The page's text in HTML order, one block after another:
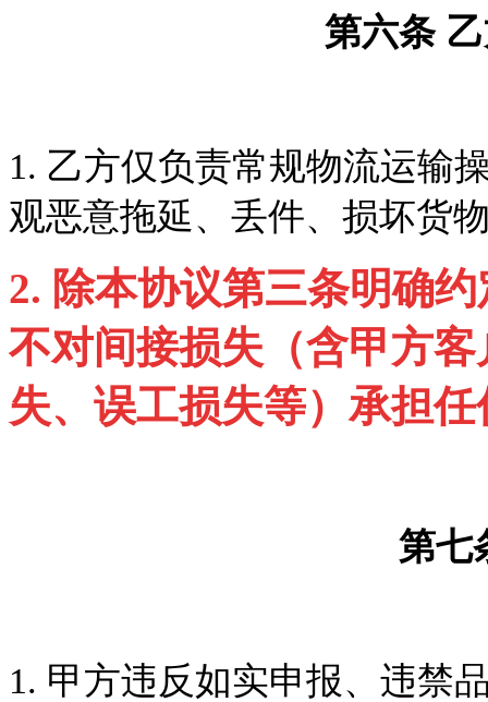
第六条
1. 乙方仅负责常规物流运输
观恶意拖延、丢件、损坏货
2. 除本协议第三条明确
不对间接损失（含甲方
失、误工损失等）承担
第七
1. 甲方违反如实申报、违禁